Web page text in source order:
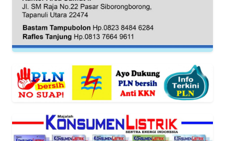
KARIR
DISCLAIMER
Wahana
News
Regional
SUMUT